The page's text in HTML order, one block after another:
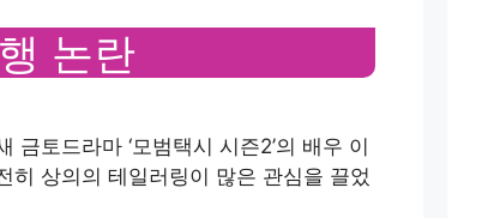
논란
금토드라마 ‘모범택시 시즌2’의 배우 이
상의의 테일러링이 많은 관심을 끌었